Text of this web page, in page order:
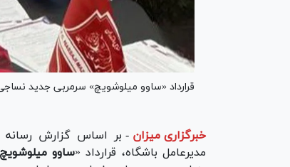
قرارداد «ساوو میلوشویچ» سرمربی جدید
خبرگزاری میزان - بر اساس گزارش رسانه
مدیرعامل باشگاه، قرارداد «ساوو میلوشویچ